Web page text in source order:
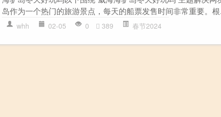
岛作为一个热门的旅游景点，每天的船票发售时间非常重要。根
whh 02-05 0 389 春节2024